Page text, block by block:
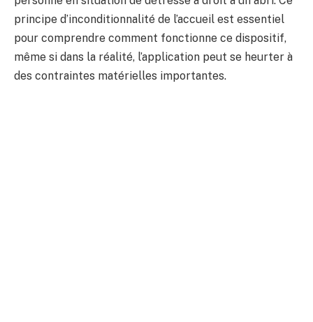
principe d’inconditionnalité de l’accueil est essentiel
pour comprendre comment fonctionne ce dispositif,
même si dans la réalité, l’application peut se heurter à
des contraintes matérielles importantes.